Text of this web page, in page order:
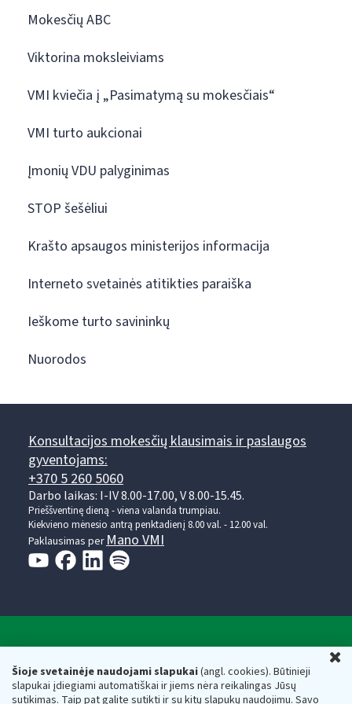
Šioje svetainėje naudojami slapukai(angl. cookies). Būtinieji
slapukai įdiegiami automatiškai ir jiems nėra reikalingas Jūsų
sutikimas. Taip pat galite sutikti ir su kitų slapukų naudojimu. Savo
Mokesčių ABC
Viktorina moksleiviams
VMI kviečia į „Pasimatymą su mokesčiais“
VMI turto aukcionai
Įmonių VDU palyginimas
STOP šešėliui
Krašto apsaugos ministerijos informacija
Interneto svetainės atitikties paraiška
Ieškome turto savininkų
Nuorodos
Konsultacijos mokesčių klausimais ir paslaugos
gyventojams:
+370 5 260 5060
Darbo laikas: I-IV 8.00-17.00, V 8.00-15.45.
Prieššventinę dieną - viena valanda trumpiau.
Kiekvieno mėnesio antrą penktadienį 8.00 val. - 12.00 val.
Paklausimas perMano VMI
Valstybinė mokesčių inspekcija prie Lietuvos
Respublikos finansų ministerijos
Biudžetinė įstaiga. Juridinio asmens kodas — 188659752,